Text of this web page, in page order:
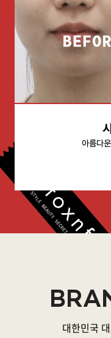
아름다
대한민국